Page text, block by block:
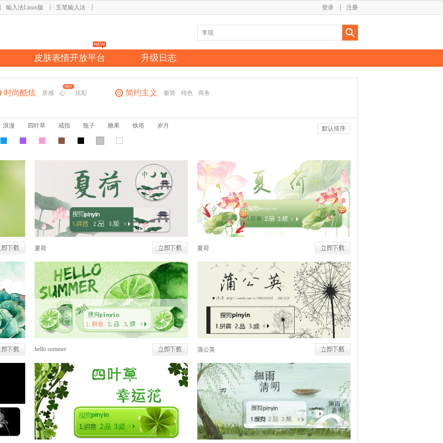
输入法Linux版 五笔输入法 注册
登录
皮肤表情开放平台 升级日志
时尚酷炫 质感 心 炫彩 简约主义 极简 纯色 商务
浪漫 四叶草 戒指 瓶子 糖果 铁塔 岁月 默认排序
夏荷 夏荷
hello summer 蒲公英